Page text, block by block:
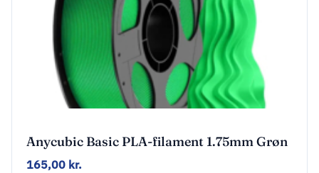
Anycubic Basic PLA-filament 1.75mm Grøn
AHPLCG-107
165,00 kr.